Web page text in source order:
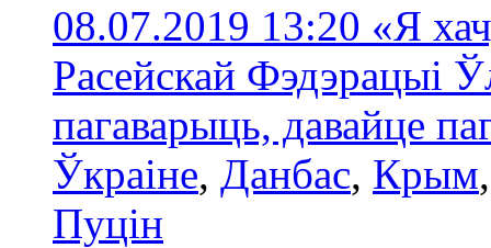
08.07.2019 13:20 «Я
Расейскай Фэдэрацыі
пагаварыць, давайце
Ўкраіне, Данбас, Крым
Пуцін